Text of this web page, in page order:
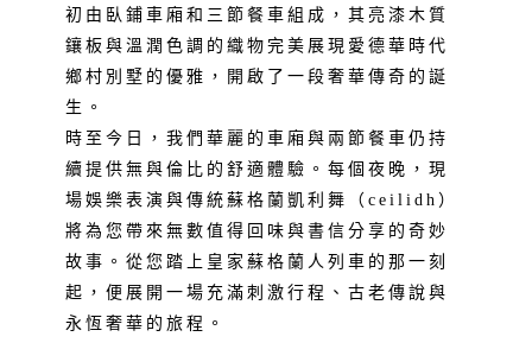
初由臥鋪車廂和三節餐車組成，其亮漆木質
鑲板與溫潤色調的織物完美展現愛德華時代
鄉村別墅的優雅，開啟了一段奢華傳奇的誕
生。
時至今日，我們華麗的車廂與兩節餐車仍持
續提供無與倫比的舒適體驗。每個夜晚，現
場娛樂表演與傳統蘇格蘭凱利舞（ceilidh）
將為您帶來無數值得回味與書信分享的奇妙
故事。從您踏上皇家蘇格蘭人列車的那一刻
起，便展開一場充滿刺激行程、古老傳說與
永恆奢華的旅程。